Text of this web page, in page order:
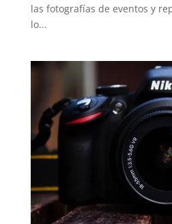
las fotografías de eventos y
lo...